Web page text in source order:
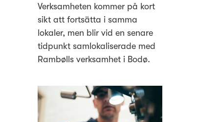
Verksamheten kommer på kort
sikt att fortsätta i samma
lokaler, men blir vid en senare
tidpunkt samlokaliserade med
Rambølls verksamhet i Bodø.